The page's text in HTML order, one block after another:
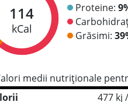
114
kCal
Proteine:
Grăsimi:
medii nutriționale
477 kj